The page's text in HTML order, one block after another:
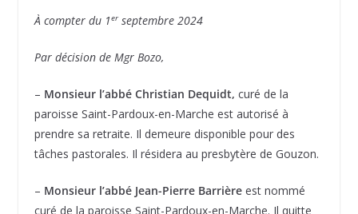
À compter du 1erseptembre 2024
Par décision de Mgr Bozo,
– Monsieur l’abbé Christian Dequidt, curé de la
paroisse Saint-Pardoux-en-Marche est autorisé à
prendre sa retraite. Il demeure disponible pour des
tâches pastorales. Il résidera au presbytère de Gouzon.
– Monsieur l’abbé Jean-Pierre Barrière est nommé
curé de la paroisse Saint-Pardoux-en-Marche. Il quitte